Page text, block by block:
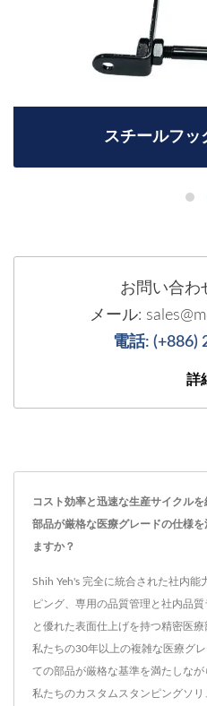
スチールフッ
お問い合わ
メール:
電話: (+886)
詳
コスト効率と迅速な生産サイクル
部品が厳格な医療グレードの仕様
ますか？
Shih Yeh's 完全に統合された社内
ピング、専用の品質管理と社内品
と優れた表面仕上げを持つ精密医
私たちの30年以上の複雑な医療グ
ての部品が厳格な基準を満たしなが
私たちのカスタムスタンピングソ